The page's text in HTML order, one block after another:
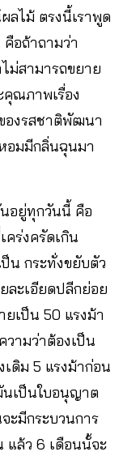
ลไม้ ตรงนี้เราพูด
อถ้าถามว่า
ม่สามารถขยาย
ณภาพเรื่อง
องรสชาติพัฒนา
อมมีกลิ่นฉุนมา
อยู่ทุกวันนี้ คือ
คร่งครัดเกิน
น กระทั่งขยับตัว
ละเอียดปลีกย่อย
ยเป็น 50 แรงม้า
ามว่าต้องเป็น
ดิม 5 แรงม้าก่อน
นเป็นใบอนุญาต
ะมีกระบวนการ
แล้ว 6 เดือนนั้จะ